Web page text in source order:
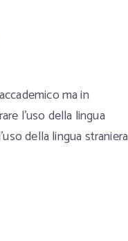
ma in
l'uso della lingua
della lingua straniera